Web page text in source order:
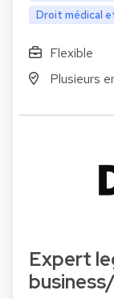
Droit médical
Flexible
Plusieurs
Expert